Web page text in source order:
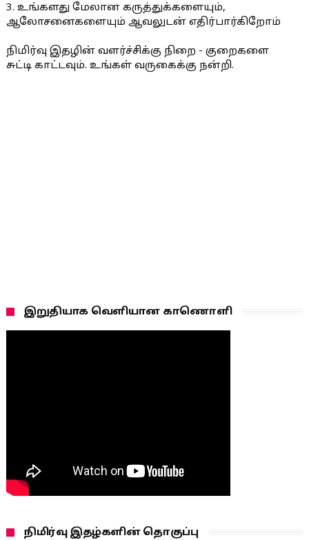
3. உங்களது மேலான கருத்துக்களையும்,
ஆலோசனைகளையும் ஆவலுடன் எதிர்பார்கிறோம்
நிமிர்வு இதழின் வளர்ச்சிக்கு நிறை - குறைகளை
சுட்டி காட்டவும். உங்கள் வருகைக்கு நன்றி.
இறுதியாக வெளியான காணொளி
நிமிர்வு இதழ்களின் தொகுப்பு